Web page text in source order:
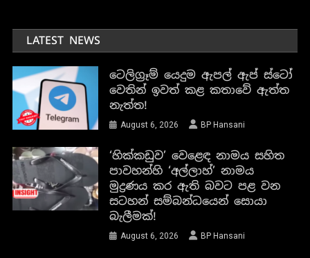
LATEST NEWS
ටෙලිග්‍රෑම් යෙදුම ඇපල් ඇප් ස්ටෝ
වෙතින් ඉවත් කළ කතාවේ ඇත්ත
නැත්ත!
August 6, 2026 BP Hansani
‘හික්කඩුව’ වෙළෙඳ නාමය සහිත
පාවහන්හි ‘අල්ලාහ්’ නාමය
මුද්‍රණය කර ඇති බවට පළ වන
සටහන් සම්බන්ධයෙන් සොයා
බැලීමක්!
August 6, 2026 BP Hansani